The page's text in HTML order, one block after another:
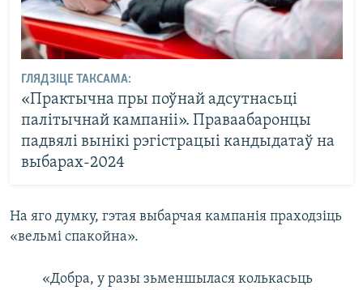
ГЛЯДЗІЦЕ ТАКСАМА:
«Практычна пры поўнай адсутнасьці
палітычнай кампаніі». Праваабаронцы
падвялі вынікі рэгістрацыі кандыдатаў на
выбарах-2024
На яго думку, гэтая выбарчая кампанія праходзіць
«вельмі спакойна».
«Добра, у разы зьменшылася колькасьць